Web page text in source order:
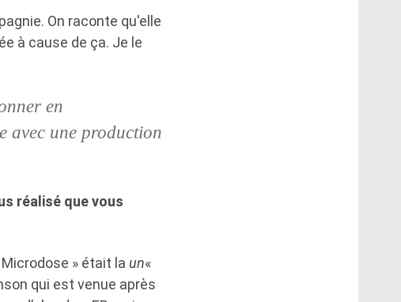
On raconte qu'elle
à cause de ça. Je le
en
avec une production
réalisé que vous
» était la un«
qui est venue après